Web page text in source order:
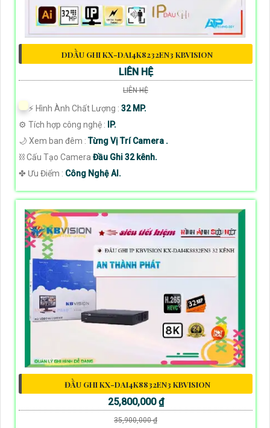
DDẦU GHI KX-DAI4K8232EN3 KBVISION
LIÊN HỆ
LIÊN HỆ
️⚡ Hình Ành Chất Lượng : 32 MP.
⚙ Tích hợp công nghệ :
IP.
🌙 Xem ban đêm :Từng Vị Trí Camera .
⛓ Cấu Tạo Camera Đầu Ghi 32 kênh.
️✤ Ưu Điểm : Công Nghệ AI.
ĐẦU GHI KX-DAI4K8832EN3 KBVISION
25,800,000 ₫
35,900,000 ₫